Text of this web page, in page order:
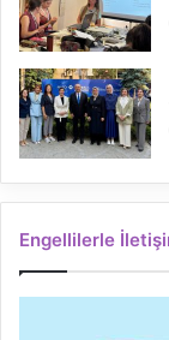
Engellilerle